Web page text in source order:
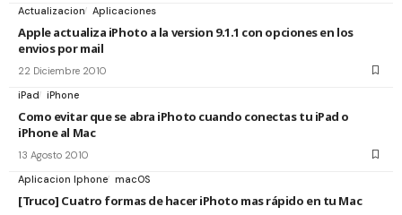
Actualizacion Aplicaciones
Apple actualiza iPhoto a la version 9.1.1 con opciones en los
envios por mail
22 Diciembre 2010
iPad iPhone
Como evitar que se abra iPhoto cuando conectas tu iPad o
iPhone al Mac
13 Agosto 2010
Aplicacion Iphone macOS
[Truco] Cuatro formas de hacer iPhoto mas rápido en tu Mac